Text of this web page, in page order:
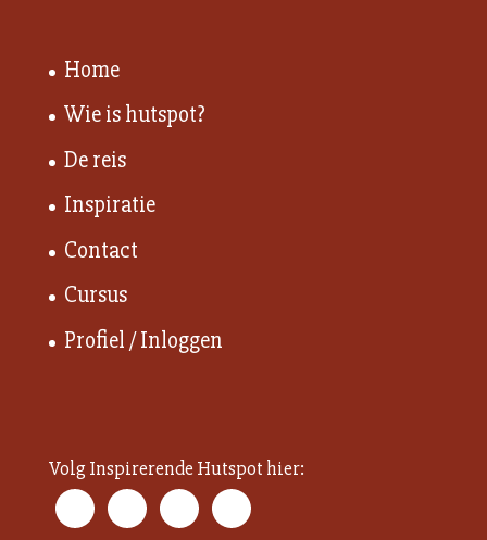
Home
Wie is hutspot?
De reis
Inspiratie
Contact
Cursus
Profiel / Inloggen
Volg Inspirerende Hutspot hier: